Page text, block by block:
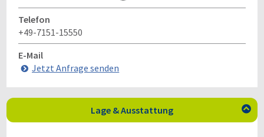
Telefon
+49-7151-15550
E-Mail
Jetzt Anfrage senden
Lage & Ausstattung 